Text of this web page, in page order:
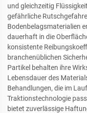
und gleichzeitig
gefährliche
Bodenbelagsmaterialien
dauerhaft in die
konsistente
branchenüblichen
Partikel behalten ihre
Lebensdauer des
Behandlungen, die im
Traktionstechnologie
bietet zuverlässige